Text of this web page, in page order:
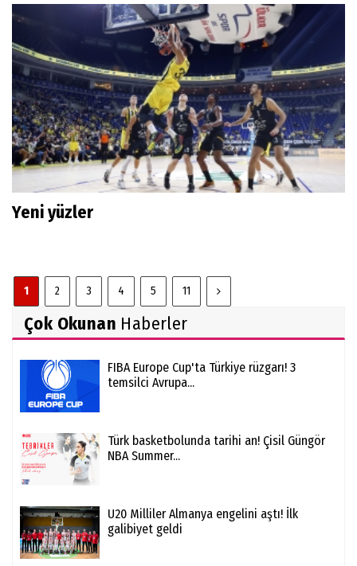
Yeni yüzler
1 2 3 4 5 11
Çok Okunan Haberler
FIBA Europe Cup'ta Türkiye rüzgarı! 3
temsilci Avrupa...
Türk basketbolunda tarihi an! Çisil Güngör
NBA Summer...
U20 Milliler Almanya engelini aştı! İlk
galibiyet geldi